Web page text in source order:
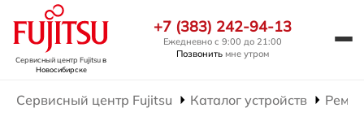
Сервисный центр Fujitsuв
Новосибирске
+7 (383) 242-94-13
Ежедневно с 9:00 до 21:00
Позвонить мне утром
Сервисный центр Fujitsu Каталог устройств